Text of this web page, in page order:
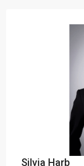
Silvia Harb